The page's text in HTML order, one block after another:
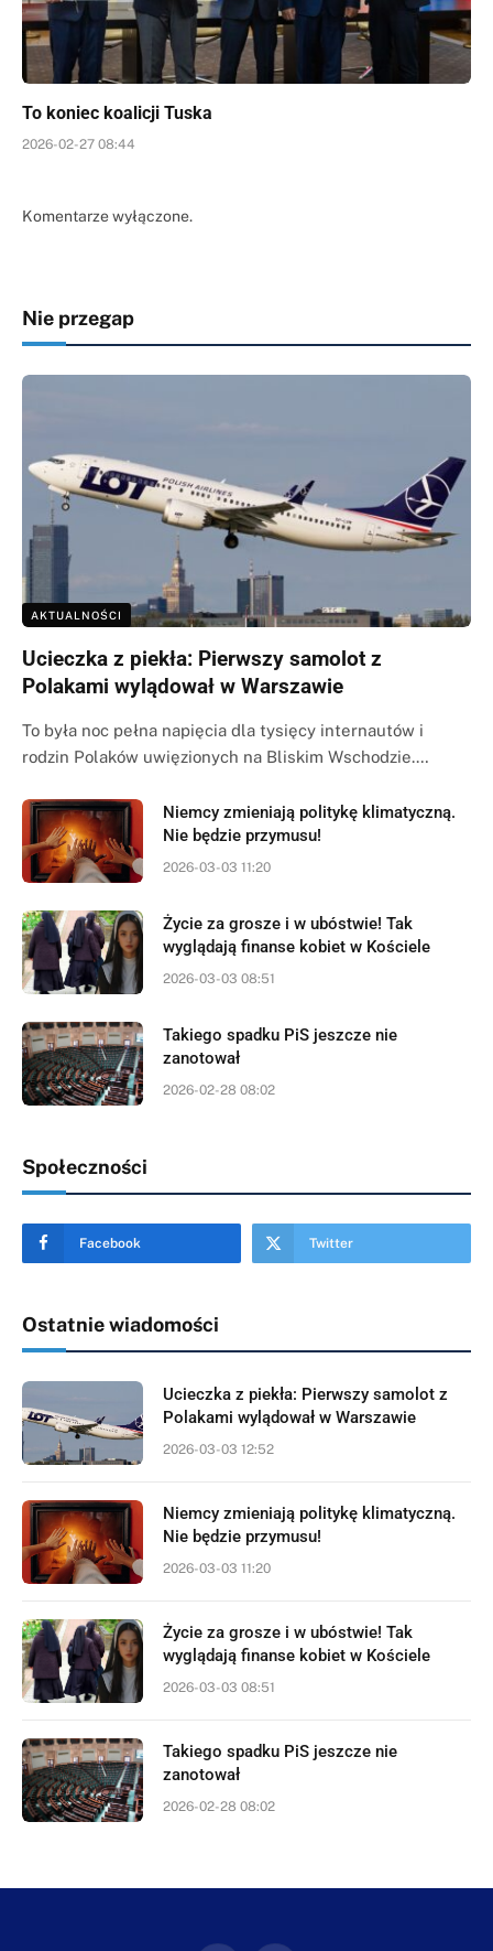
To koniec koalicji Tuska
2026-02-27 08:44
Komentarze wyłączone.
Nie przegap
AKTUALNOŚCI
Ucieczka z piekła: Pierwszy samolot z
Polakami wylądował w Warszawie
To była noc pełna napięcia dla tysięcy internautów i
rodzin Polaków uwięzionych na Bliskim Wschodzie.…
Niemcy zmieniają politykę klimatyczną.
Nie będzie przymusu!
2026-03-03 11:20
Życie za grosze i w ubóstwie! Tak
wyglądają finanse kobiet w Kościele
2026-03-03 08:51
Takiego spadku PiS jeszcze nie
zanotował
2026-02-28 08:02
Społeczności
Facebook Twitter
Ostatnie wiadomości
Ucieczka z piekła: Pierwszy samolot z
Polakami wylądował w Warszawie
2026-03-03 12:52
Niemcy zmieniają politykę klimatyczną.
Nie będzie przymusu!
2026-03-03 11:20
Życie za grosze i w ubóstwie! Tak
wyglądają finanse kobiet w Kościele
2026-03-03 08:51
Takiego spadku PiS jeszcze nie
zanotował
2026-02-28 08:02